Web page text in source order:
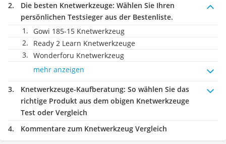
Die besten Knetwerkzeuge: Wählen Sie Ihren
persönlichen Testsieger aus der Bestenliste.
Gowi 185-15 Knetwerkzeug
Ready 2 Learn Knetwerkzeuge
Wonderforu Knetwerkzeug
mehr anzeigen
Knetwerkzeuge-Kaufberatung: So wählen Sie das
richtige Produkt aus dem obigen Knetwerkzeuge
Test oder Vergleich
Kommentare zum Knetwerkzeug Vergleich